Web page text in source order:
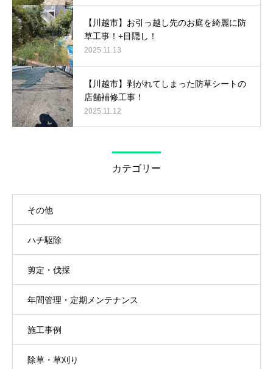
【川越市】お引っ越し先のお庭を綺麗に防
草工事！+目隠し！
2025.11.13
【川越市】剥がれてしまった防草シートの
店舗補修工事！
2025.11.12
カテゴリー
その他
ハチ駆除
剪定・伐採
年間管理・定期メンテナンス
施工事例
除草・草刈り